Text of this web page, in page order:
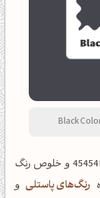
همچنین باید اشاره شود که رنگ مشکی با کد 45454D و خلوص رنگ
رنگ‌های پاستلیو